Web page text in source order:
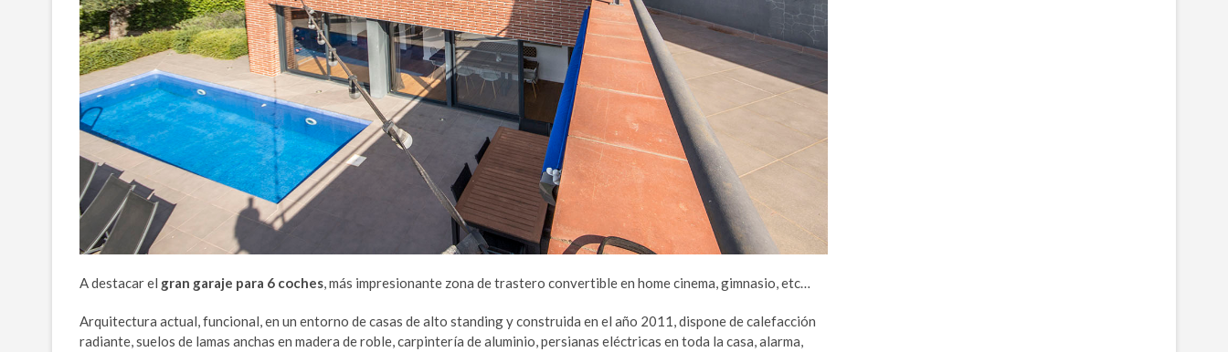
A destacar el gran garaje para 6 coches, más impresionante zona de trastero convertible en home cinema, gimnasio, etc…
Arquitectura actual, funcional, en un entorno de casas de alto standing y construida en el año 2011, dispone de calefacción
radiante, suelos de lamas anchas en madera de roble, carpintería de aluminio, persianas eléctricas en toda la casa, alarma,